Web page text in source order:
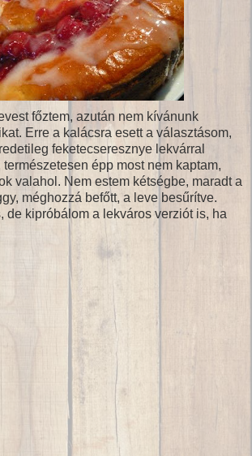
főztem, azután nem kívánunk
Erre a kalácsra esett a választásom,
feketecseresznye lekvárral
épp most nem kaptam,
valahol. Nem estem kétségbe, maradt a
méghozzá befőtt, a leve besűrítve.
de kipróbálom a lekváros verziót is, ha